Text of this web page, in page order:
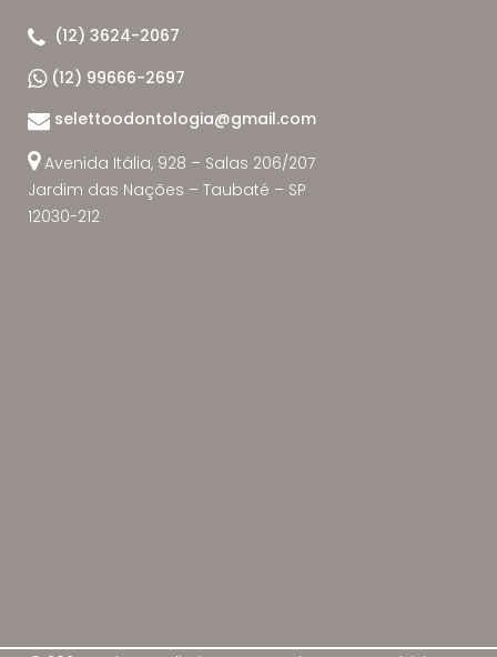
(12) 3624-2067
(12) 99666-2697
selettoodontologia@gmail.com
Avenida Itália, 928 – Salas 206/207
Jardim das Nações – Taubaté – SP
12030-212